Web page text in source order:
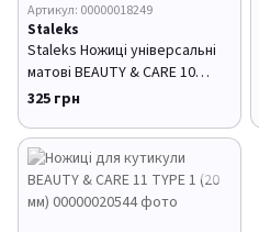
Артикул: 00000018249
Staleks
Staleks Ножиці універсальні
матові BEAUTY & CARE 10
TYPE 3 (21 мм)
325 грн